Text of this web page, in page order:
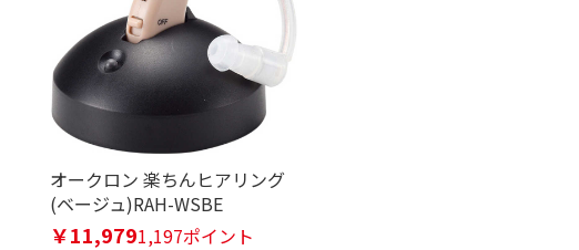
オークロン 楽ちんヒアリング
(ベージュ)RAH-WSBE
￥11,9791,197ポイント